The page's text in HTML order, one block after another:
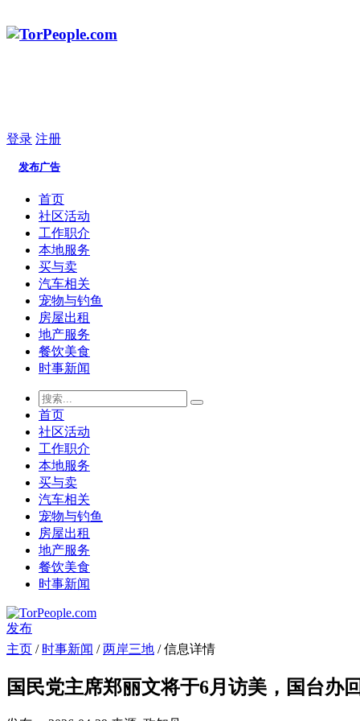
登录 注册
发布广告
首页
社区活动
工作职介
本地服务
买与卖
汽车相关
宠物与钓鱼
房屋出租
地产服务
餐饮美食
时事新闻
首页
社区活动
工作职介
本地服务
买与卖
汽车相关
宠物与钓鱼
房屋出租
地产服务
餐饮美食
时事新闻
发布
主页 / 时事新闻 /两岸三地 / 信息详情
国民党主席郑丽文将于6月访美，国台办